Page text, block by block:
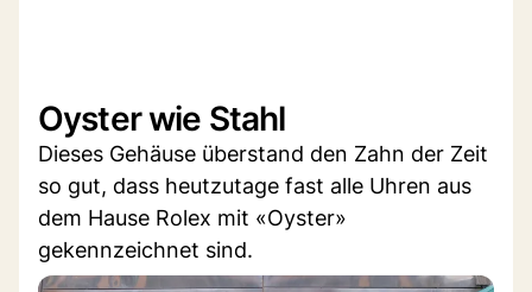
Oyster wie Stahl
Dieses Gehäuse überstand den Zahn der Zeit
so gut, dass heutzutage fast alle Uhren aus
dem Hause Rolex mit «Oyster»
gekennzeichnet sind.